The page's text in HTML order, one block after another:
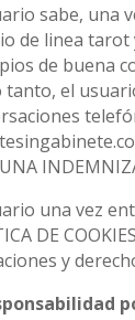
sabe, una
de linea tarot
de buena
tanto, el
una vez
DE
y